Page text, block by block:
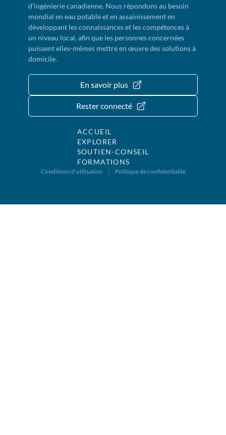
d'ingénierie canadienne. Nous répondons au besoin
mondial en eau potable et en assainissement en
développant les connaissances et les compétences à
un niveau local, afin que les personnes concernées
puissent elles-mêmes mettre en œuvre des solutions à
domicile.
En savoir plus
Rester connecté
ACCUEIL
EXPLORER
SOUTIEN-CONSEIL
FORMATIONS
Conditions d'utilisation Politique de confidentialité